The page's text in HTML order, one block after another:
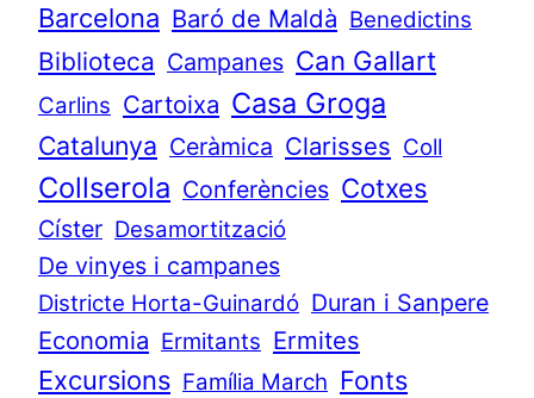
Barcelona Baró de Maldà Benedictins
Biblioteca Campanes Can Gallart
Carlins Cartoixa Casa Groga
Catalunya Ceràmica Clarisses Coll
Collserola Conferències Cotxes
Císter Desamortització
De vinyes i campanes
Districte Horta-Guinardó Duran i Sanpere
Economia Ermitants Ermites
Excursions Família March Fonts